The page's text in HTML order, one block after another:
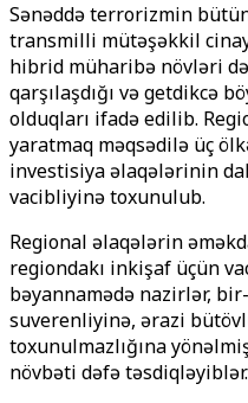
Sənəddə terrorizmin
transmilli mütəşəkkil
hibrid müharibə növləri
qarşılaşdığı və getdikcə
olduqları ifadə edilib.
yaratmaq məqsədilə üç
investisiya əlaqələrinin
vacibliyinə toxunulub.
Regional əlaqələrin
regiondakı inkişaf üçün
bəyannamədə nazirlər,
suverenliyinə, ərazi
toxunulmazlığına
növbəti dəfə təsdiqləyiblər.